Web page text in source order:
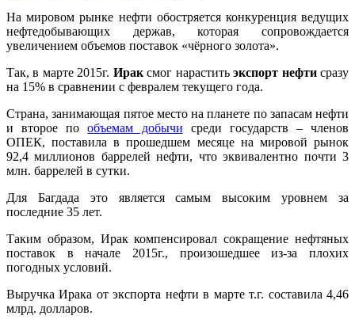
На мировом рынке нефти обостряется конкуренция ведущих
нефтедобывающих держав, которая сопровождается
увеличением объемов поставок «чёрного золота».
Так, в марте 2015г. Ираксмог нараститьэкспорт нефтисразу
на 15% в сравнении с февралем текущего года.
Страна, занимающая пятое место на планете по запасам нефти
и второе пообъемам добычи среди государств – членов
ОПЕК, поставила в прошедшем месяце на мировой рынок
92,4 миллионов баррелей нефти, что эквивалентно почти 3
млн. баррелей в сутки.
Для Багдада это является самым высоким уровнем за
последние 35 лет.
Таким образом, Ирак компенсировал сокращение нефтяных
поставок в начале 2015г., произошедшее из-за плохих
погодных условий.
Выручка Ирака от экспорта нефти в марте т.г. составила 4,46
млрд. долларов.